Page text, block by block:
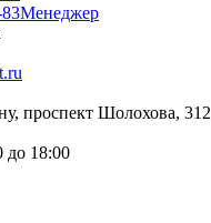
Менеджер
проспект Шолохова, 312
до 18:00